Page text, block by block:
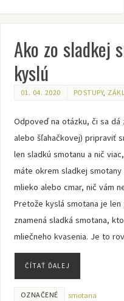
Ako zo sladkej
kyslú
01. 04. 2020 POSTUPY,
Odpoveď na otázku, či sa dá
alebo šľahačkovej) pripraviť
len sladkú smotanu a nič
máte okrem sladkej
mlieko alebo cmar, nič vám
Pretože kyslá smotana je len
znamená sladká smotana,
mliečneho kvasenia. Je to
ČÍTAŤ ĎALEJ
OZNAČENÉ smotana